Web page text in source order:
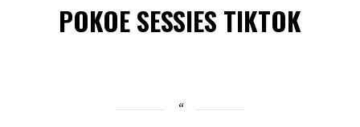
POKOE SESSIES TIKTOK